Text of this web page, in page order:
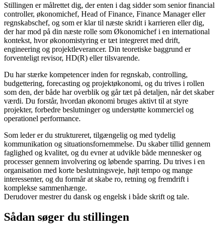
Stillingen er målrettet dig, der enten i dag sidder som senior financial
controller, økonomichef, Head of Finance, Finance Manager eller
regnskabschef, og som er klar til næste skridt i karrieren eller dig,
der har mod på din næste rolle som Økonomichef i en international
kontekst, hvor økonomistyring er tæt integreret med drift,
engineering og projektleverancer. Din teoretiske baggrund er
forventeligt revisor, HD(R) eller tilsvarende.
Du har stærke kompetencer inden for regnskab, controlling,
budgettering, forecasting og projektøkonomi, og du trives i rollen
som den, der både har overblik og går tæt på detaljen, når det skaber
værdi. Du forstår, hvordan økonomi bruges aktivt til at styre
projekter, forbedre beslutninger og understøtte kommerciel og
operationel performance.
Som leder er du struktureret, tilgængelig og med tydelig
kommunikation og situationsfornemmelse. Du skaber tillid gennem
faglighed og kvalitet, og du evner at udvikle både mennesker og
processer gennem involvering og løbende sparring. Du trives i en
organisation med korte beslutningsveje, højt tempo og mange
interessenter, og du formår at skabe ro, retning og fremdrift i
komplekse sammenhænge.
Derudover mestrer du dansk og engelsk i både skrift og tale.
Sådan søger du stillingen